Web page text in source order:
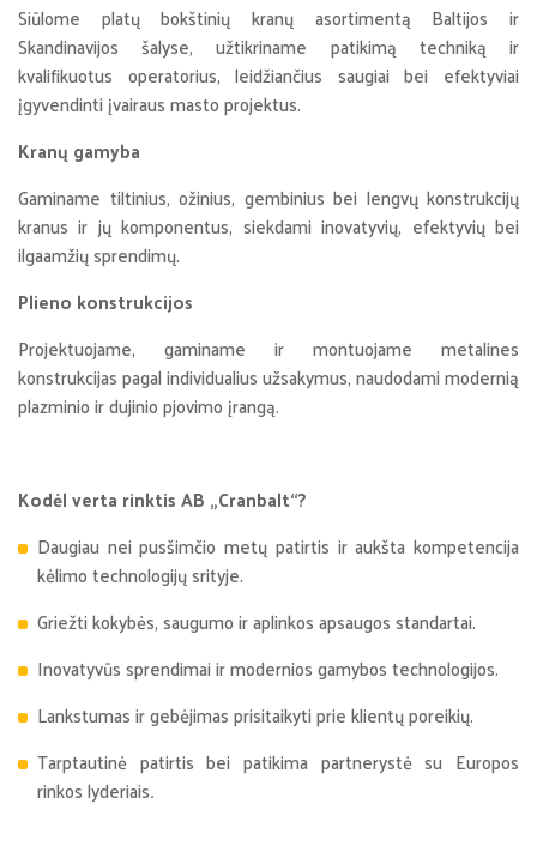
Siūlome platų bokštinių kranų asortimentą Baltijos ir
Skandinavijos šalyse, užtikriname patikimą techniką ir
kvalifikuotus operatorius, leidžiančius saugiai bei efektyviai
įgyvendinti įvairaus masto projektus.
Kranų gamyba
Gaminame tiltinius, ožinius, gembinius bei lengvų konstrukcijų
kranus ir jų komponentus, siekdami inovatyvių, efektyvių bei
ilgaamžių sprendimų.
Plieno konstrukcijos
Projektuojame, gaminame ir montuojame metalines
konstrukcijas pagal individualius užsakymus, naudodami modernią
plazminio ir dujinio pjovimo įrangą.
Kodėl verta rinktis AB „Cranbalt“?
Daugiau nei pusšimčio metų patirtis ir aukšta kompetencija
kėlimo technologijų srityje.
Griežti kokybės, saugumo ir aplinkos apsaugos standartai.
Inovatyvūs sprendimai ir modernios gamybos technologijos.
Lankstumas ir gebėjimas prisitaikyti prie klientų poreikių.
Tarptautinė patirtis bei patikima partnerystė su Europos
rinkos lyderiais.